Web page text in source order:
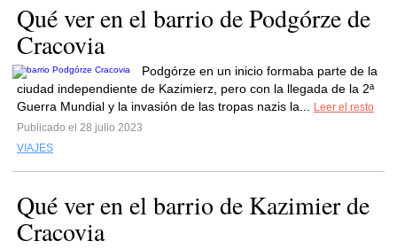
Qué ver en el barrio de Podgórze de
Cracovia
Podgórze en un inicio formaba parte de la
ciudad independiente de Kazimierz, pero con la llegada de la 2ª
Guerra Mundial y la invasión de las tropas nazis la...
Leer el resto
Publicado el 28 julio 2023
VIAJES
Qué ver en el barrio de Kazimier de
Cracovia